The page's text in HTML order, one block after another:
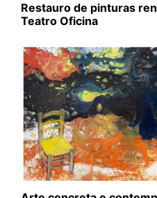
Restauro de pinturas
Teatro Oficina